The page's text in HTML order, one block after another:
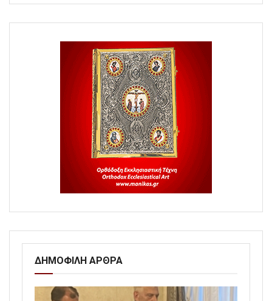
ΔΗΜΟΦΙΛΗ ΑΡΘΡΑ